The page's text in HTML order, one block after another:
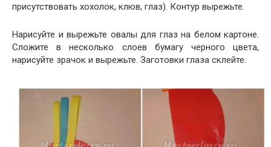
присутствовать хохолок, клюв, глаз). Контур вырежьте.
Нарисуйте и вырежьте овалы для глаз на белом картоне.
Сложите в несколько слоев бумагу черного цвета,
нарисуйте зрачок и вырежьте. Заготовки глаза склейте.